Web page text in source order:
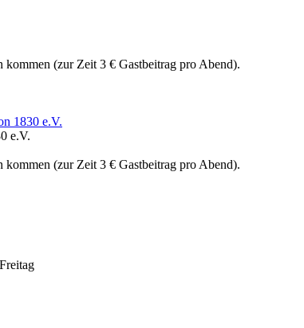
kommen (zur Zeit 3 € Gastbeitrag pro Abend).
1830 e.V.
e.V.
kommen (zur Zeit 3 € Gastbeitrag pro Abend).